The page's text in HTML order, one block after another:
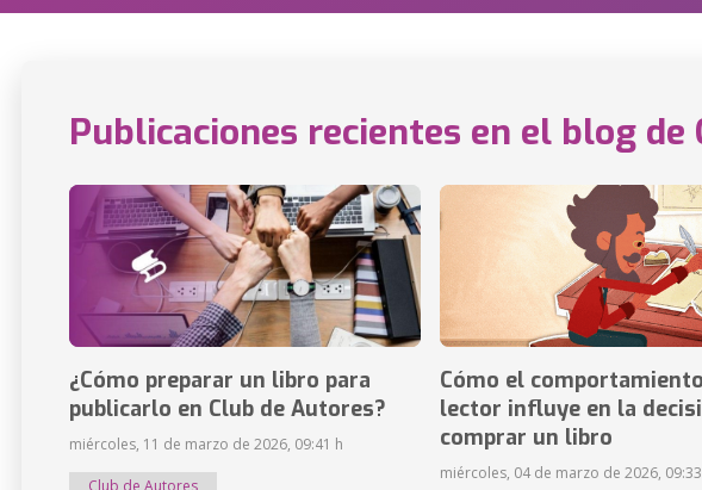
Publicaciones recientes en el blog de
¿Cómo preparar un libro para
publicarlo en Club de Autores?
miércoles, 11 de marzo de 2026, 09:41 h
Cómo el
lector influye en la
comprar un libro
miércoles, 04 de marzo de 2026,